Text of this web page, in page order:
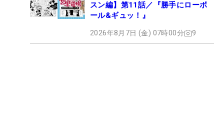
スン編】第11話／『勝手にローボ
ール&ギュッ！』
2026年8月7日 (金) 07時00分 9